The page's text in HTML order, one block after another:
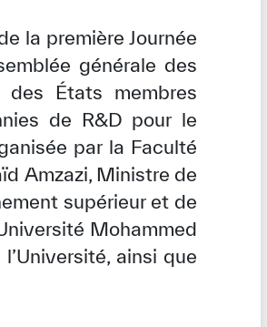
la première Journée
générale des
des États membres
de R&D pour le
par la Faculté
Amzazi, Ministre de
supérieur et de
Mohammed
ainsi que